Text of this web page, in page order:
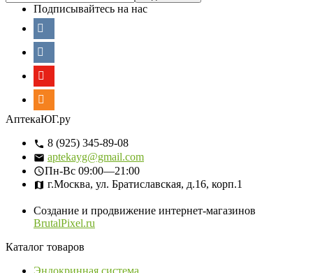
Подписывайтесь на нас
АптекаЮГ.ру
8 (925) 345-89-08
aptekayg@gmail.com
Пн-Вс 09:00—21:00
г.Москва, ул. Братиславская, д.16, корп.1
Создание и продвижение интернет-магазинов
BrutalPixel.ru
Каталог товаров